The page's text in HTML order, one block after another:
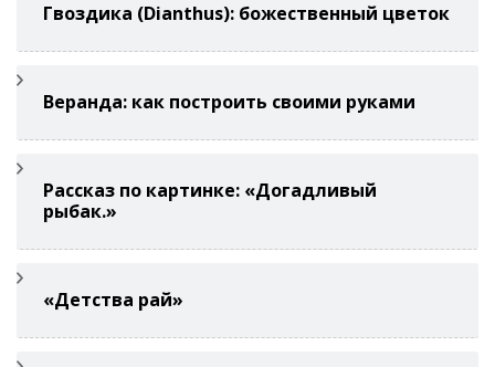
Гвоздикa (Di­anthus): божественный цветок
Веранда: как построить своими руками
Рассказ по картинке: «Догадливый
рыбак.»
«Детства рай»